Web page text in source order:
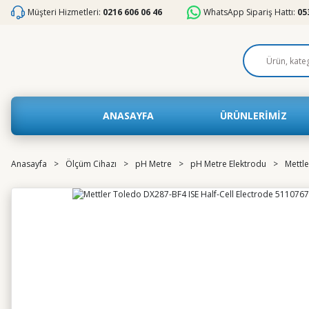
Müşteri Hizmetleri: 0216 606 06 46 WhatsApp Sipariş Hattı:
ANASAYFA ÜRÜNLERİMİZ
Anasayfa Ölçüm Cihazı pH Metre pH Metre Elektrodu